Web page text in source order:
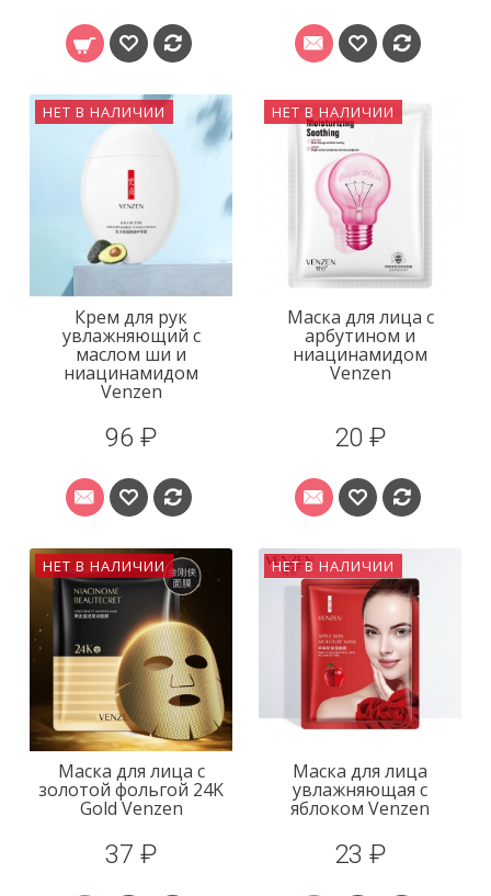
НЕТ В НАЛИЧИИ
Крем для рук
увлажняющий с
маслом ши и
ниацинамидом
Venzen
96 ₽
НЕТ В НАЛИЧИИ
Маска для лица с
арбутином и
ниацинамидом
Venzen
20 ₽
НЕТ В НАЛИЧИИ
Маска для лица с
золотой фольгой 24K
Gold Venzen
37 ₽
НЕТ В НАЛИЧИИ
Маска для лица
увлажняющая с
яблоком Venzen
23 ₽